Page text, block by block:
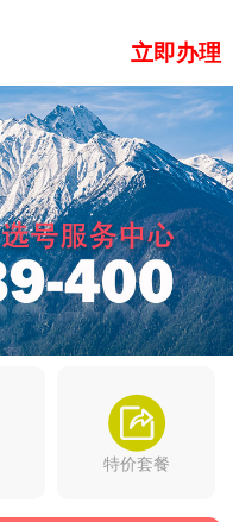
立即办理
特价套餐